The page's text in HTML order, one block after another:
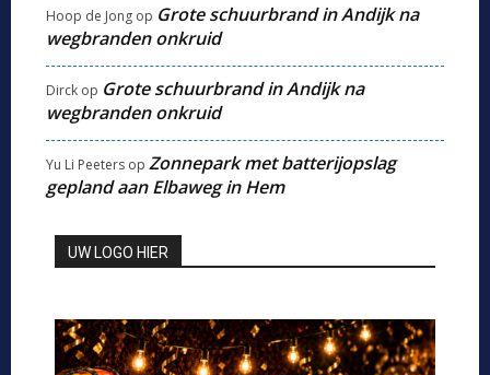
Hoop de Jong op Grote schuurbrand in Andijk na
wegbranden onkruid
Dirck op Grote schuurbrand in Andijk na
wegbranden onkruid
Yu Li Peeters op Zonnepark met batterijopslag
gepland aan Elbaweg in Hem
UW LOGO HIER